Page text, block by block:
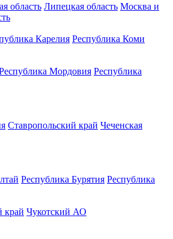
область Липецкая область Москва и
Карелия Республика Коми
Мордовия Республика
Ставропольский край Чеченская
Республика Бурятия Республика
край Чукотский АО